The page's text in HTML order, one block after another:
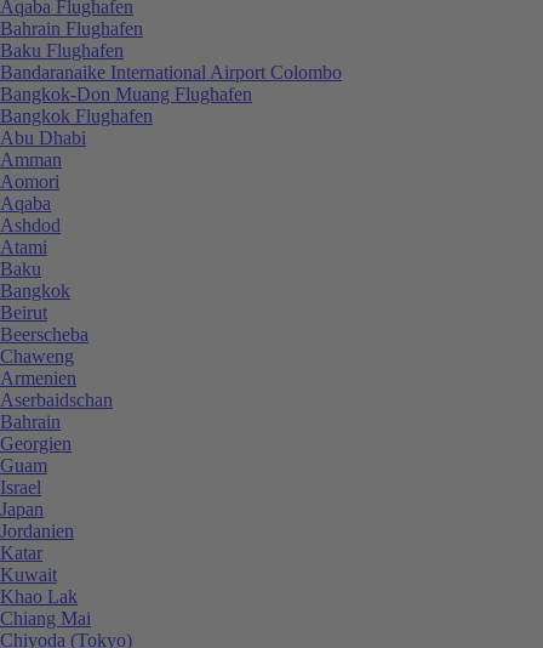
Aqaba Flughafen
Bahrain Flughafen
Baku Flughafen
Bandaranaike International Airport Colombo
Bangkok-Don Muang Flughafen
Bangkok Flughafen
Abu Dhabi
Amman
Aomori
Aqaba
Ashdod
Atami
Baku
Bangkok
Beirut
Beerscheba
Chaweng
Armenien
Aserbaidschan
Bahrain
Georgien
Guam
Israel
Japan
Jordanien
Katar
Kuwait
Khao Lak
Chiang Mai
Chiyoda (Tokyo)